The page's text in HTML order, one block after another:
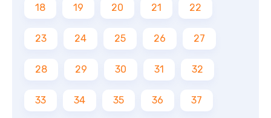
18 19 20 21 22
23 24 25 26 27
28 29 30 31 32
33 34 35 36 37